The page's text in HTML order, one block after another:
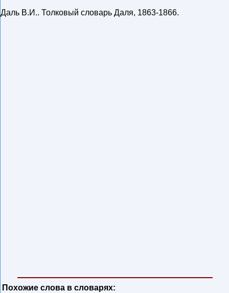
Даль В.И.. Толковый словарь Даля, 1863-1866.
Похожие слова в словарях: